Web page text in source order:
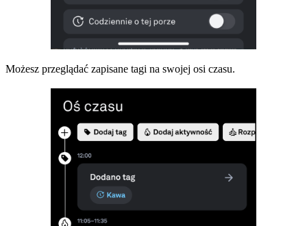
Możesz przeglądać zapisane tagi na swojej osi czasu.